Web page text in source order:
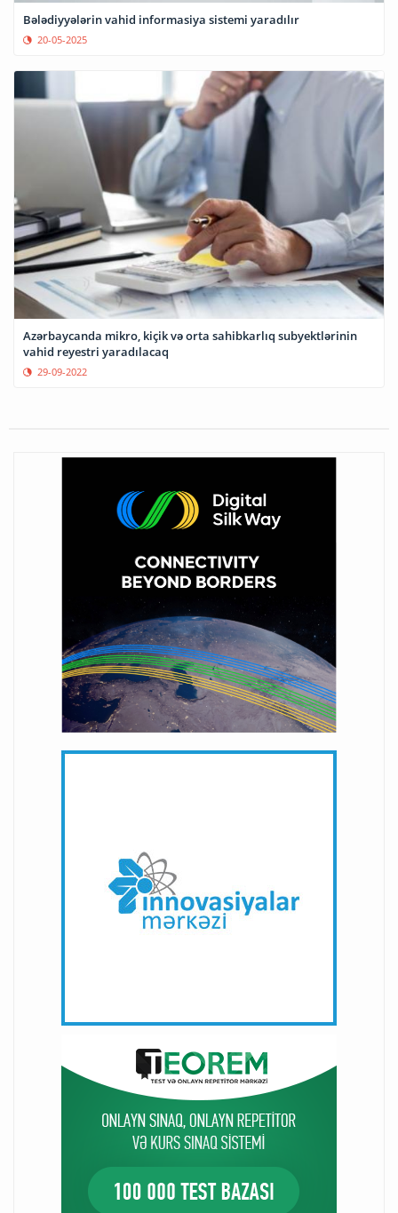
Bələdiyyələrin vahid informasiya sistemi yaradılır
20-05-2025
Azərbaycanda mikro, kiçik və orta sahibkarlıq subyektlərinin
vahid reyestri yaradılacaq
29-09-2022